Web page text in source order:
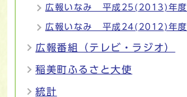
広報いなみ 平成25(2013)年度
広報いなみ 平成24(2012)年度
広報番組（テレビ・ラジオ）
稲美町ふるさと大使
統計